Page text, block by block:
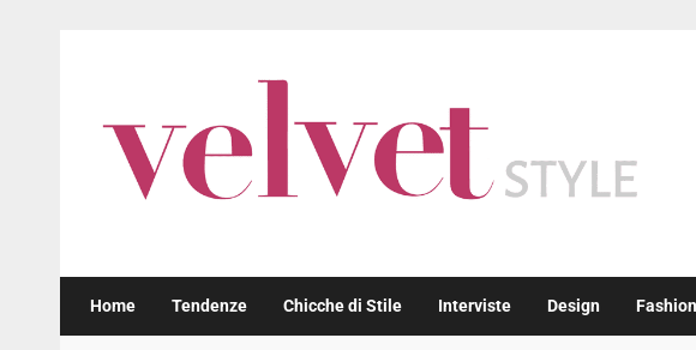
Home Tendenze Chicche di Stile Interviste Design